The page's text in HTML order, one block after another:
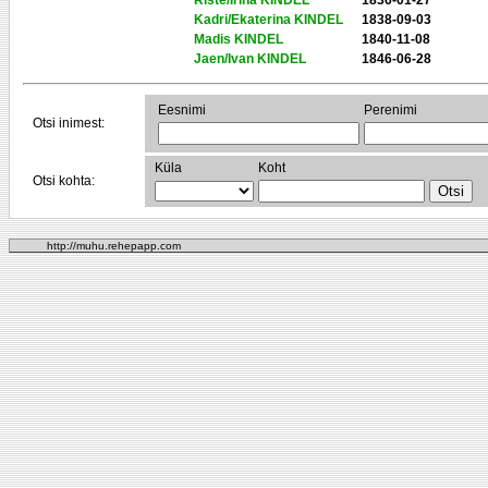
Kadri/Ekaterina KINDEL
1838-09-03
Madis KINDEL
1840-11-08
Jaen/Ivan KINDEL
1846-06-28
Otsi inimest:
Eesnimi Perenimi
Otsi kohta:
Küla Koht
http://muhu.rehepapp.com